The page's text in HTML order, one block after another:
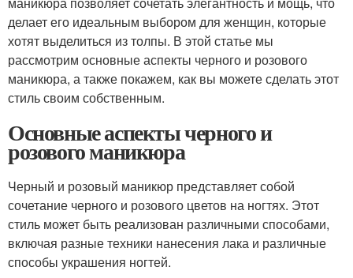
делает его идеальным выбором для женщин, которые
хотят выделиться из толпы. В этой статье мы
рассмотрим основные аспекты черного и розового
маникюра, а также покажем, как вы можете сделать этот
стиль своим собственным.
Основные аспекты черного и
розового маникюра
Черный и розовый маникюр представляет собой
сочетание черного и розового цветов на ногтях. Этот
стиль может быть реализован различными способами,
включая разные техники нанесения лака и различные
способы украшения ногтей.